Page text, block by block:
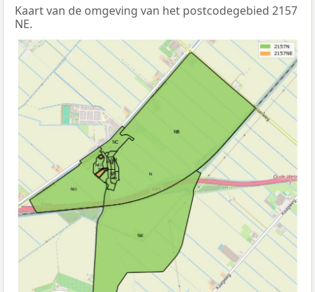
Kaart van de omgeving van het postcodegebied 2157
NE.